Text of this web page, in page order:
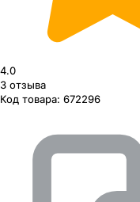
4.0
3 отзыва
Код товара: 672296